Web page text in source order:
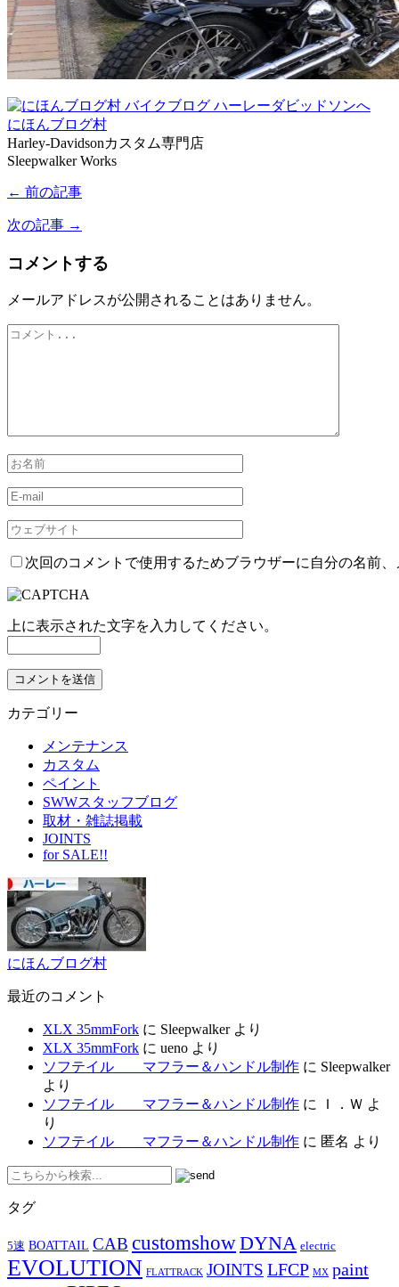
にほんブログ村
Harley-Davidsonカスタム専門店
Sleepwalker Works
← 前の記事
次の記事 →
コメントする
メールアドレスが公開されることはありません。
次回のコメントで使用するためブラウザーに自分の名前
上に表示された文字を入力してください。
カテゴリー
メンテナンス
カスタム
ペイント
SWWスタッフブログ
取材・雑誌掲載
JOINTS
for SALE!!
にほんブログ村
最近のコメント
XLX 35mmFork に Sleepwalkerより
XLX 35mmFork に ueno より
ソフテイル マフラー＆ハンドル制作 に Sleepwalker
より
ソフテイル マフラー＆ハンドル制作 に Ｉ．Ｗ よ
り
ソフテイル マフラー＆ハンドル制作 に 匿名 より
タグ
5速 BOATTAIL CAB customshowDYNA electric
EVOLUTION FLATTRACK JOINTS LFCP MX paint